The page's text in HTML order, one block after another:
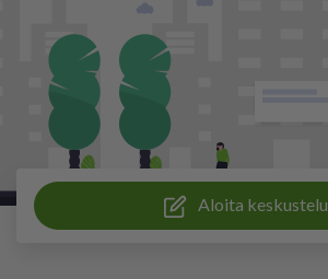
Aloita keskustelu